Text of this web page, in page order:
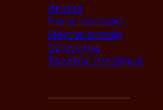
Anglia
Franciaország
Németország
Szlovénia
További országok